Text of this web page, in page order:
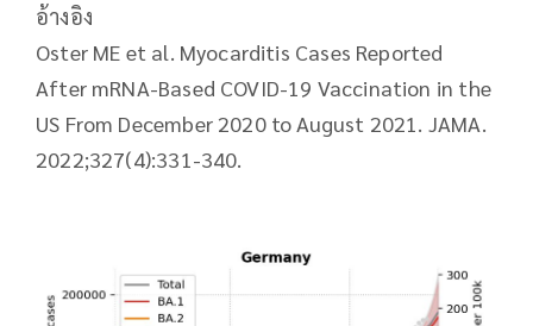
อ้างอิง
Oster ME et al. Myocarditis Cases Reported
After mRNA-Based COVID-19 Vaccination in the
US From December 2020 to August 2021. JAMA.
2022;327(4):331-340.